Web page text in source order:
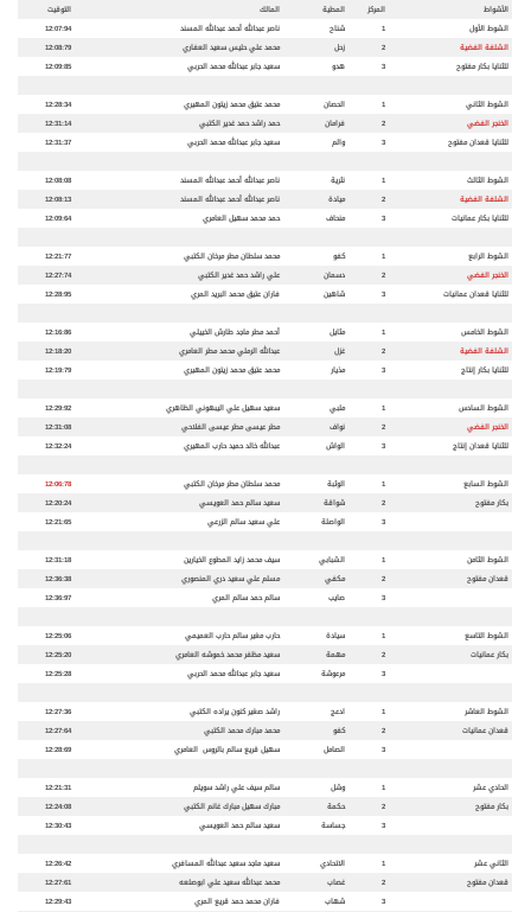
الأشواط المركز المطية المالك
التوقيت
الشوط الأول
1 شناح ناصر عبدالله أحمد عبدالله المسند
12:07:94
الشلفة الفضية
2 زحل محمد علي حليس سعيد العفاري
12:08:79
للثنايا بكار مفتوح
3 هدو سعيد جابر عبدالله محمد الحربي 12:09:85
الشوط الثاني 1 الحصان محمد عتيق محمد زيتون المهيري
12:28:34
الخنجر الفضي
2 فرامان حمد راشد حمد غدير الكتبي
12:31:14
للثنايا قعدان مفتوح
3 والم سعيد جابر عبدالله محمد الحربي 12:31:37
الشوط الثالث 1 نثرية ناصر عبدالله أحمد عبدالله المسند
12:08:08
الشلفة الفضية
2 ميادة ناصر عبدالله أحمد عبدالله المسند
12:08:13
للثنايا بكار عمانيات
3 منحاف حمد محمد سهيل العامري 12:09:64
الشوط الرابع 1 كفو محمد سلطان مطر مرخان الكتبي
12:21:77
الخنجر الفضي
2 دسمان علي راشد حمد غدير الكتبي
12:27:74
للثنايا قعدان عمانيات
3 شاهين فاران عتيق محمد البريد المري 12:28:95
الشوط الخامس 1 مثايل أحمد مطر ماجد طارش الخييلي
12:16:86
الشلفة الفضية
2 غزل عبدالله الرملي محمد مطر العامري
12:18:20
للثنايا بكار إنتاج
3 مذيار محمد عتيق محمد زيتون المهيري 12:19:79
الشوط السادس 1 ملبي سعيد سهيل علي اليبهوني الظاهري
12:29:92
الخنجر الفضي
2 نواف مطر عيسى مطر عيسى الفلاحي
12:31:08
للثنايا قعدان إنتاج
3 الواش عبدالله خالد حميد حارب المهيري 12:32:24
الشوط السابع 1 الوثبة محمد سلطان مطر مرخان الكتبي
12:06:78
بكار مفتوح
2 شواقة سعيد سالم حمد العويسي
12:20:24
3
الواصلة علي سعيد سالم الزرعي 12:21:65
الشوط الثامن 1 الشبابي سيف محمد زايد المطوع الخيارين
12:31:18
قعدان مفتوح
2 مكفي مسلم علي سعيد دري المنصوري
12:36:38
3
صايب سالم حمد سالم المري 12:36:97
الشوط التاسع 1 سيادة حارب مغير سالم حارب العميمي
12:25:06
بكار عمانيات
2 مهمة سعيد مظفر محمد خموشه العامري
12:25:20
3
مرعوشة سعيد جابر عبدالله محمد الحربي 12:25:28
الشوط العاشر 1 ادعج راشد صغير كنون يراده الكتبي
12:27:36
قعدان عمانيات
2 كفو محمد مبارك محمد الكتبي
12:27:64
3
الصامل سهيل قريع سالم بالروس العامري 12:28:69
الحادي عشر 1 وشل سالم سيف علي راشد سويلم
12:21:31
بكار مفتوح
2 حكمة مبارك سهيل مبارك غانم الكتبي
12:24:08
3
جساسة سعيد سالم حمد العويسي 12:30:43
الثاني عشر 1 الاتحادي سعيد ماجد سعيد عبدالله المسافري
12:26:42
قعدان مفتوح
2 غصاب محمد عبدالله سعيد علي ابوصلعه
12:27:61
3
شهاب فاران محمد حمد قريع المري 12:29:43